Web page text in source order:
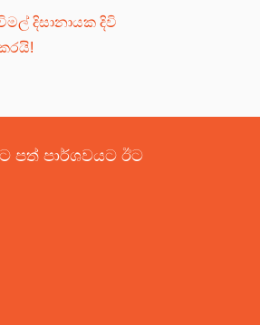
දිසානායක දිවි
පත් පාර්ශවයට ඊට